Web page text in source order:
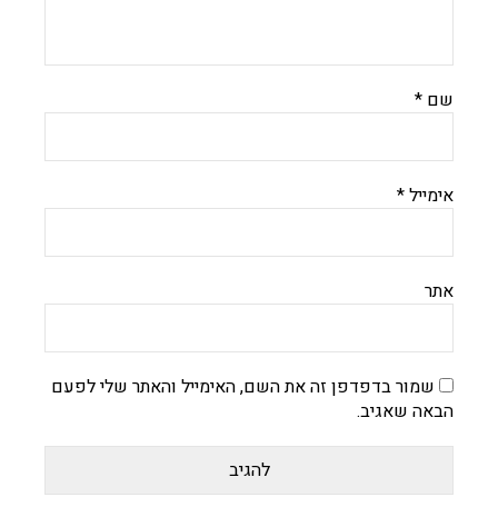
שם *
אימייל*
אתר
שמור בדפדפן זה את השם, האימייל והאתר שלי לפעם
הבאה שאגיב.